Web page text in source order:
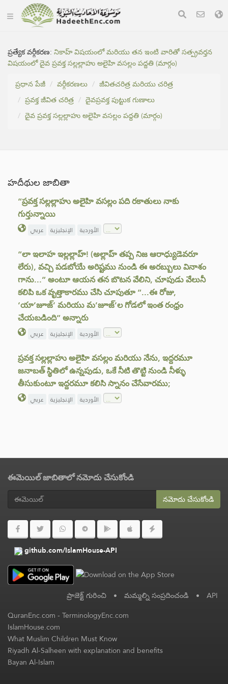
ప్రత్యేక వర్గీకరణ:నికాహ్ విషయంలో మరియు తన ఇంటి వారితో సత్ప్రవర్తన
విషయంలో దైవ ప్రవక్త సల్లల్లాహు అలైహి వసల్లం పద్దతి (మార్గం)
ప్రధాన పేజీ
వర్గీకరణలు
జీవితచరిత్ర మరియు చరిత్ర
ప్రవక్త జీవిత చరిత్ర
దైవప్రవక్త పుట్టుక గుణాలు
దైవ ప్రవక్త సల్లల్లాహు అలైహి వసల్లం పద్దతి (మార్గం)
హదీథుల జాబితా
“ప్రవక్త సల్లల్లాహు అలైహి వసల్లం పది రకాతులు నాకు
గుర్తున్నాయి
عربي الإنجليزية الأوردية
“లా ఇలాహ ఇల్లల్లాహ్! (అల్లాహ్ తప్ప నిజ ఆరాధ్యుడెవరూ
లేరు), వచ్చి పడబోయే అరిష్టము నుండి ఈ అరబ్బులు వినాశం
గాను...” అంటూ ఆయన తన బొటన వేలిని, చూపుడు వేలునీ
కలిపి ఒక వృత్తాకారము చేసి చూపుతూ “...ఈ రోజు,
‘యా’జూజ్’ మరియు మ’జూజ్’ల గోడలో ఇంత రంధ్రం
చేయబడింది” అన్నారు
عربي الإنجليزية الأوردية
ప్రవక్త సల్లల్లాహు అలైహి వసల్లం మరియు నేను, ఇద్దరమూ
జనాబత్ స్థితిలో ఉన్నపుడు, ఒకే నీటి తొట్టి నుండి నీళ్ళు
తీసుకుంటూ ఇద్దరమూ కలిసి స్నానం చేసేవారము;
عربي الإنجليزية الأوردية
ఈమెయిల్ జాబితాలో నమోదు చేసుకోండి
నమోదు చేసుకోండి
github.com/IslamHouse-API
ప్రాజెక్ట్ గురించి • మమ్మల్ని సంప్రదించండి • API
QuranEnc.com-TerminologyEnc.com
IslamHouse.com
What Muslim Children Must Know
Riyadh Al-Salheen with explanation and benefits
Bayan Al-Islam